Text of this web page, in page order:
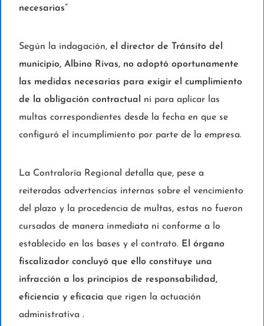
necesarias”
Según la indagación, el director de Tránsito del
municipio, Albino Rivas, no adoptó oportunamente
las medidas necesarias para exigir el cumplimiento
de la obligación contractual ni para aplicar las
multas correspondientes desde la fecha en que se
configuró el incumplimiento por parte de la empresa.
La Contraloría Regional detalla que, pese a
reiteradas advertencias internas sobre el vencimiento
del plazo y la procedencia de multas, estas no fueron
cursadas de manera inmediata ni conforme a lo
establecido en las bases y el contrato. El órgano
fiscalizador concluyó que ello constituye una
infracción a los principios de responsabilidad,
eficiencia y eficacia que rigen la actuación
administrativa .